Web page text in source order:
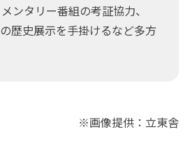
ンタリー番組の考証協力、
歴史展示を手掛けるなど多方
※画像提供：立東舎